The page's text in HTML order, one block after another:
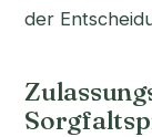
der